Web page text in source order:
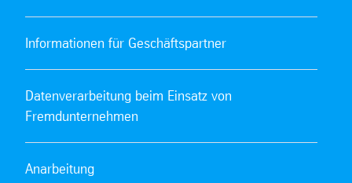
Informationen für Geschäftspartner
Datenverarbeitung beim Einsatz von
Fremdunternehmen
Anarbeitung